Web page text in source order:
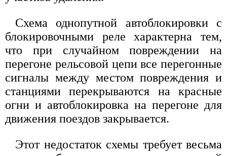
Схема однопутной автоблокировки с
блокировочными реле характерна тем,
что при случайном повреждении на
перегоне рельсовой цепи все перегонные
сигналы между местом повреждения и
станциями перекрываются на красные
огни и автоблокировка на перегоне для
движения поездов закрывается.
Этот недостаток схемы требует весьма